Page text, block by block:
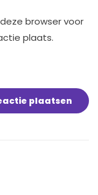
browser voor
plaats.